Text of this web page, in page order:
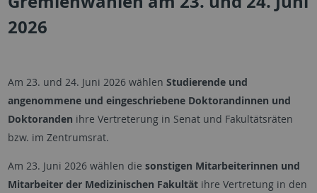
2026
Am 23. und 24. Juni 2026 wählen Studierende und
angenommene und eingeschriebene Doktorandinnen und
Doktoranden ihre Vertreterung in Senat und Fakultätsräten
bzw. im Zentrumsrat.
Am 23. Juni 2026 wählen die sonstigen Mitarbeiterinnen und
Mitarbeiter der Medizinischen Fakultätihre Vertretung in den